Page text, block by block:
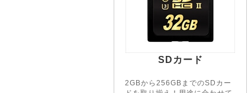
SDカード
2GBから256GBまでのSDカー